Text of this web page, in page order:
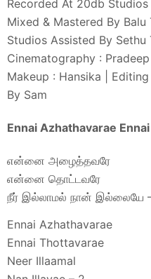
Recorded At 20db Studios
Mixed & Mastered By
Studios Assisted By Sethu
Cinematography :
Makeup : Hansika |
By Sam
Ennai Azhathavarae
என்னை அழைத்தவரே
என்னை தொட்டவரே
நீர் இல்லாமல் நான் இல்லையே
Ennai Azhathavarae
Ennai Thottavarae
Neer Illaamal